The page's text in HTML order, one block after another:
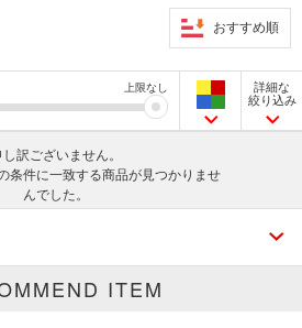
おすすめ順
上限なし
詳細な
絞り込み
し訳ございません。
条件に一致する商品が見つかりませ
んでした。
ITEM